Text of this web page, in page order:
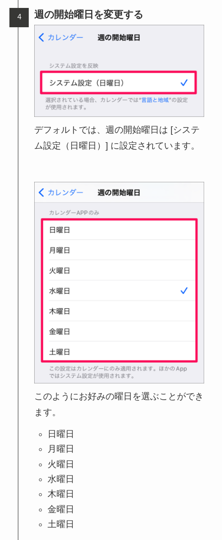
週の開始曜日を変更する
デフォルトでは、週の開始曜日は [システ
ム設定（日曜日）] に設定されています。
このようにお好みの曜日を選ぶことができ
ます。
日曜日
月曜日
火曜日
水曜日
木曜日
金曜日
土曜日